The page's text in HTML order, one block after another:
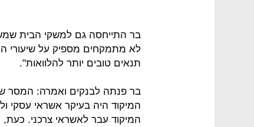
בר התייחסה גם למשקי הבית
לא מתמקחים מספיק על שיעורי
תנאים טובים יותר להלוואות".
המיקוד היה בעיקר אשראי עסקי
המיקוד עבר לאשראי צרכני. כעת,